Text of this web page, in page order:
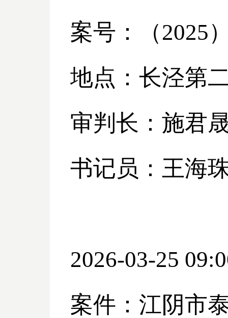
案号：（2025
地点：长泾第
审判长：施君
书记员：王海
2026-03-25
案件：江阴市